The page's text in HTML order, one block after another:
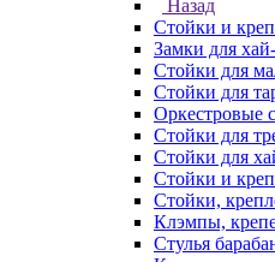
Назад
Стойки и
Замки для
Стойки для
Стойки для
Оркестровые
Стойки для
Стойки для
Стойки и
Стойки,
Клэмпы,
Стулья